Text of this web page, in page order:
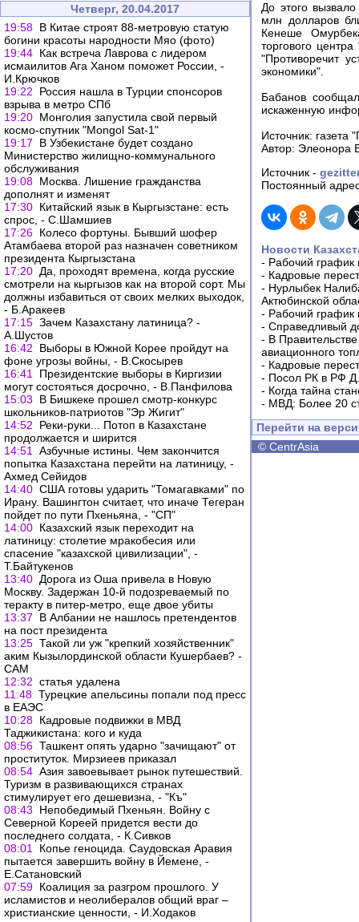
Четверг, 20.04.2017
19:58 В Китае строят 88-метровую статую
богини красоты народности Мяо (фото)
19:44 Как встреча Лаврова с лидером
исмаилитов Ага Ханом поможет России, -
И.Крючков
19:22
Россия нашла в Турции спонсоров
взрыва в метро СПб
19:20 Монголия запустила свой первый
космо-спутник "Mongol Sat-1"
19:17
В Узбекистане будет создано
Министерство жилищно-коммунального
обслуживания
19:08 Москва. Лишение гражданства
дополнят и изменят
17:30 Китайский язык в Кыргызстане: есть
спрос, - С.Шамшиев
17:26 Колесо фортуны. Бывший шофер
Атамбаева второй раз назначен советником
президента Кыргызстана
17:20 Да, проходят времена, когда русские
смотрели на кыргызов как на второй сорт. Мы
должны избавиться от своих мелких выходок,
- Б.Аракеев
17:15 Зачем Казахстану латиница? -
А.Шустов
16:42
Выборы в Южной Корее пройдут на
фоне угрозы войны, - В.Скосырев
16:41
Президентские выборы в Киргизии
могут состояться досрочно, - В.Панфилова
15:03
В Бишкеке прошел смотр-конкурс
школьников-патриотов "Эр Жигит"
14:52
Реки-руки... Потоп в Казахстане
продолжается и ширится
14:51
Азбучные истины. Чем закончится
попытка Казахстана перейти на латиницу, -
Ахмед Сейидов
14:40 США готовы ударить "Томагавками" по
Ирану. Вашингтон считает, что иначе Тегеран
пойдет по пути Пхеньяна, - "СП"
14:00 Казахский язык переходит на
латиницу: столетие мракобесия или
спасение "казахской цивилизации", -
Т.Байтукенов
13:40 Дорога из Оша привела в Новую
Москву. Задержан 10-й подозреваемый по
теракту в питер-метро, еще двое убиты
13:37
В Албании не нашлось претендентов
на пост президента
13:25 Такой ли уж "крепкий хозяйственник"
аким Кызылординской области Кушербаев? -
САМ
12:32 статья удалена
11:48 Турецкие апельсины попали под пресс
в ЕАЭС
10:28 Кадровые подвижки в МВД
Таджикистана: кого и куда
08:56 Ташкент опять ударно "зачищают" от
проституток. Мирзиеев приказал
08:54 Азия завоевывает рынок путешествий.
Туризм в развивающихся странах
стимулирует его дешевизна, - "Къ"
08:43
Непобедимый Пхеньян. Войну с
Северной Кореей придется вести до
последнего солдата, - К.Сивков
08:01
Копье геноцида. Саудовская Аравия
пытается завершить войну в Йемене, -
Е.Сатановский
07:59 Коалиция за разгром прошлого. У
исламистов и неолибералов общий враг –
христианские ценности, - И.Ходаков
До этого
млн долларов
Кенеше
торгового
"Противоречит
экономики".
Бабанов
искаженную
Источник:
Автор: Элеонора
Источник -
Постоянный
Новости
- Рабочий график
- Кадровые
- Нурлыбек
Актюбинской
- Рабочий график
- Справедливый
- В
авиационного
- Кадровые
- Посол РК в РФ
- Когда тайна
- МВД: Более 20
Перейти на
© CentrAsia